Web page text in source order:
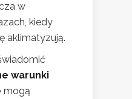
w
kiedy
aklimatyzują.
warunki
mogą